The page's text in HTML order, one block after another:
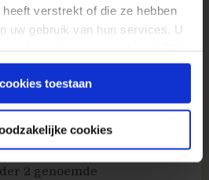
verstrekt of die ze hebben
uw gebruik van hun services. U
toestaan
cookies
zoek kinderboek).
naar ´Keywords´ onder
2 genoemde